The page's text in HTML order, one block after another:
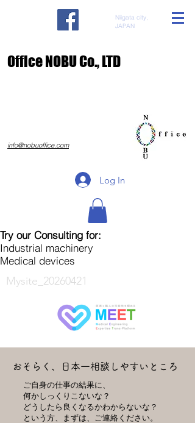
Niigata city,
JAPAN
​Office NOBU Co., LTD
​info@nobuoffice.com
Log In
Try our Consulting for:
Industrial machinery
Medical devices
Mysite_20260421
おそらく、日本一​相談しやすいところ
ご自身の仕事の結果に、
何かしっくりこないな？
どうしたら良くなるかわからないな？
という方、まずは、ご連絡ください。